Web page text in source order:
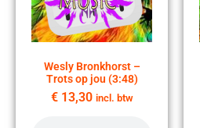
Wesly Bronkhorst –
Trots op jou (3:48)
€13,30 incl. btw